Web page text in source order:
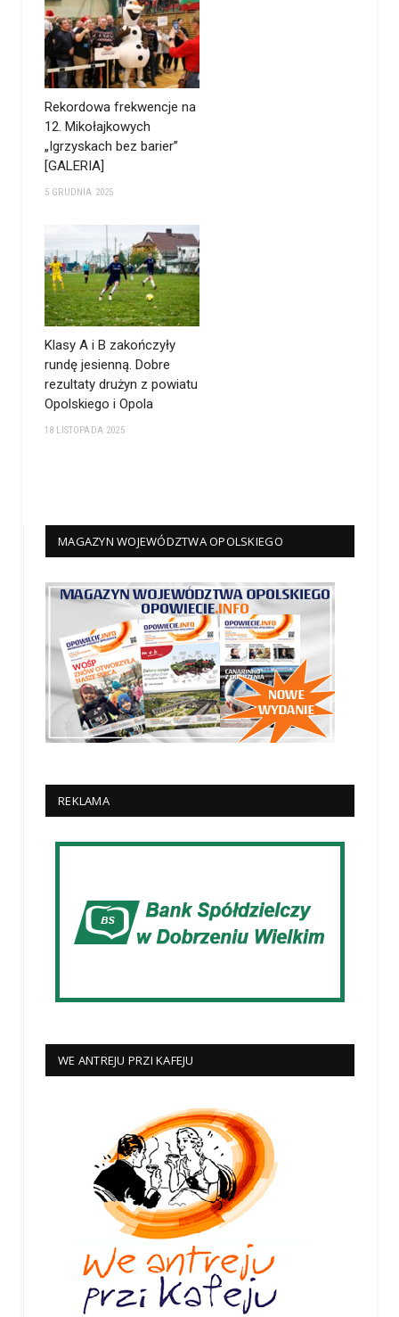
Rekordowa frekwencje na
12. Mikołajkowych
„Igrzyskach bez barier”
[GALERIA]
5 GRUDNIA 2025
Klasy A i B zakończyły
rundę jesienną. Dobre
rezultaty drużyn z powiatu
Opolskiego i Opola
18 LISTOPADA 2025
MAGAZYN WOJEWÓDZTWA OPOLSKIEGO
REKLAMA
WE ANTREJU PRZI KAFEJU